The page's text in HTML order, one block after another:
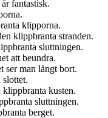
fantastisk.
klipporna.
klippbranta stranden.
sluttningen.
att beundra.
ser man långt bort.
kusten.
sluttningen.
berget.